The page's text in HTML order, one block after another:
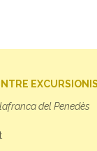
del Penedès